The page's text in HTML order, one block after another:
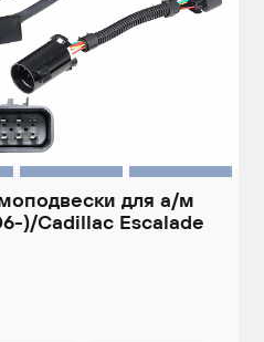
для а/м
)/Cadillac Escalade